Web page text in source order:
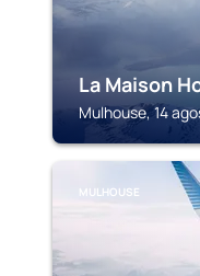
La Maison
Mulhouse, 14
MULHOUSE